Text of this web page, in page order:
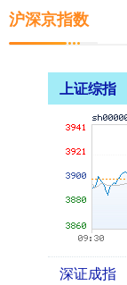
沪深京指数
上证综指
深证成指